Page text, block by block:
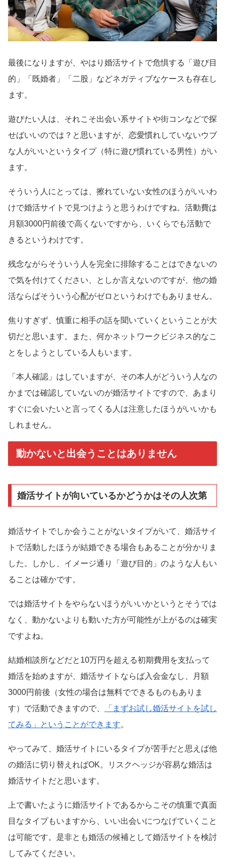
最後になりますが、やはり婚活サイトで危惧する「遊び目
的」「既婚者」「二股」などネガティブなケースも存在し
ます。
遊びたい人は、それこそ出会い系サイトや街コンなどで探
せばいいのでは？と思いますが、恋愛慣れしていないウブ
な人がいいというタイプ（特に遊び慣れている男性）がい
ます。
そういう人にとっては、擦れていない女性のほうがいいわ
けで婚活サイトで見つけようと思うわけですね。活動費は
月額3000円前後で高くないですから、いくらでも活動で
きるというわけです。
残念ながらそういう人を完全に排除することはできないの
で気を付けてください、としか言えないのですが、他の婚
活ならばそういう心配がゼロというわけでもありません。
焦りすぎず、慎重に相手の話を聞いていくということが大
切だと思います。また、何かネットワークビジネス的なこ
とをしようとしている人もいます。
「本人確認」はしていますが、その本人がどういう人なの
かまでは確認していないのが婚活サイトですので、あまり
すぐに会いたいと言ってくる人は注意したほうがいいかも
しれません。
動かないと出会うことはありません
婚活サイトが向いているかどうかはその人次第
婚活サイトでしか会うことがないタイプがいて、婚活サイ
トで活動したほうが結婚できる場合もあることが分かりま
した。しかし、イメージ通り「遊び目的」のような人もい
ることは確かです。
では婚活サイトをやらないほうがいいかというとそうでは
なく、動かないよりも動いた方が可能性が上がるのは確実
ですよね。
結婚相談所などだと10万円を超える初期費用を支払って
婚活を始めますが、婚活サイトならば入会金なし、月額
3000円前後（女性の場合は無料でできるものもありま
す）で活動できますので、
「まずお試し婚活サイトを試し
てみる」ということができます。
やってみて、婚活サイトにいるタイプが苦手だと思えば他
の婚活に切り替えればOK。リスクヘッジが容易な婚活は
婚活サイトだと思います。
上で書いたように婚活サイトであるからこその慎重で真面
目なタイプもいますから、いい出会いにつなげていくこと
は可能です。是非とも婚活の候補として婚活サイトを検討
してみてください。